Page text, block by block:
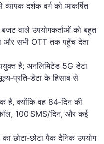
दर्शक वर्ग को आकर्षित
वाले उपयोगकर्ताओं को बहुत
और सभी OTT तक पहुँच देता
है; अनलिमिटेड 5G डेटा
के हिसाब से
है, क्योंकि वह 84‑दिन की
100 SMS/दिन, और कई
छोटा‑छोटा पैक दैनिक उपयोग